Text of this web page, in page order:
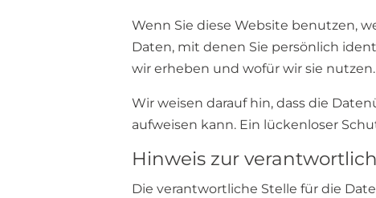
Wenn Sie diese Website benutzen,
Daten, mit denen Sie persönlich
wir erheben und wofür wir sie
Wir weisen darauf hin, dass die
aufweisen kann. Ein lückenloser
Hinweis zur
Die verantwortliche Stelle für die